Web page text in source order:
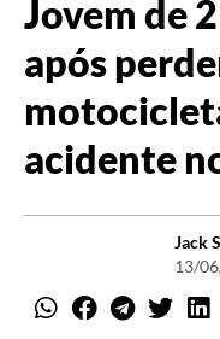
Jovem de
após
acidente
Jack
13/